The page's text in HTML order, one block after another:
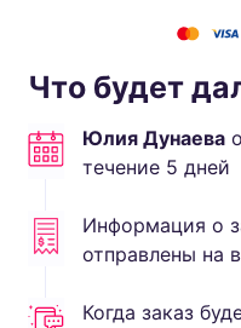
Что будет
Юлия Дунаева
течение 5 дней
Информация о
отправлены на
Когда заказ